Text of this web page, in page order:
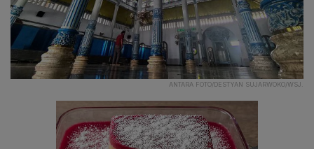
ANTARA FOTO/DESTYAN SUJARWOKO/WSJ.